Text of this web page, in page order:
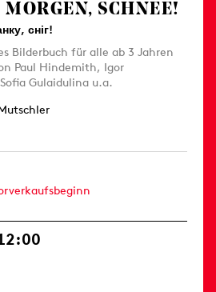
MORGEN, SCHNEE!
сніг!
Bilderbuch für alle ab 3 Jahren
Paul Hindemith, Igor
Gulaidulina u.a.